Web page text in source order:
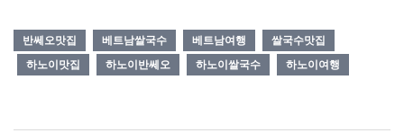
반쎄오맛집 베트남쌀국수 베트남여행
쌀국수맛집
하노이맛집
하노이반쎄오 하노이쌀국수 하노이여행